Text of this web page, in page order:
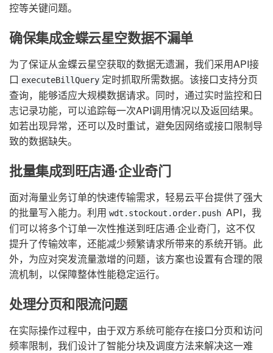
控等关键问题。
确保集成金蝶云星空数据不漏单
为了保证从金蝶云星空获取的数据无遗漏，我们采用API接
口 executeBillQuery 定时抓取所需数据。该接口支持分页
查询，能够适应大规模数据请求。同时，通过实时监控和日
志记录功能，可以追踪每一次API调用情况以及返回结果。
如若出现异常，还可以及时重试，避免因网络或接口限制导
致的数据缺失。
批量集成到旺店通·企业奇门
面对海量业务订单的快速传输需求，轻易云平台提供了强大
的批量写入能力。利用 wdt.stockout.order.push API，我
们可以将多个订单一次性推送到旺店通·企业奇门，这不仅
提升了传输效率，还能减少频繁请求所带来的系统开销。此
外，为应对突发流量激增的问题，该方案也设置有合理的限
流机制，以保障整体性能稳定运行。
处理分页和限流问题
在实际操作过程中，由于双方系统可能存在接口分页和访问
频率限制，我们设计了智能分块及调度方法来解决这一难